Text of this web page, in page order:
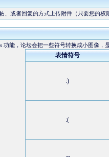
或者回复的方式上传附件（只要您的权
能，论坛会把一些符号转换成小图像，
表情符号
:)
:(